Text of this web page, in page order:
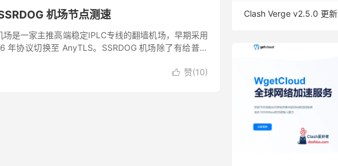
机场节点测速
场是一家主推高端稳定IPLC专线的翻墙机场，早期采用
年协议切换至 AnyTLS。SSRDOG 机场除了有给普通
 赞(10)
Clash Verge v2.5.0 更新